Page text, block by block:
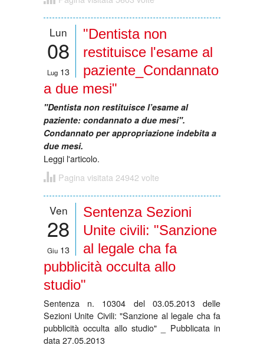
Lun
08
Lug 13
"Dentista non
restituisce l'esame al
paziente_Condannato
a due mesi"
"Dentista non restituisce l’esame al
paziente: condannato a due mesi".
Condannato per appropriazione indebita a
due mesi.
Leggi l'articolo.
Pagina visitata 24942 volte
Ven
28
Giu 13
Sentenza Sezioni
Unite civili: "Sanzione
al legale cha fa
pubblicità occulta allo
studio"
Sentenza n. 10304 del 03.05.2013 delle
Sezioni Unite Civili: "Sanzione al legale cha fa
pubblicità occulta allo studio" _ Pubblicata in
data 27.05.2013